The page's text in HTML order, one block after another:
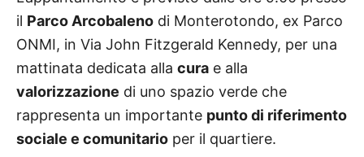
il Parco Arcobaleno di Monterotondo, ex Parco
ONMI, in Via John Fitzgerald Kennedy, per una
mattinata dedicata alla cura e alla
valorizzazione di uno spazio verde che
rappresenta un importante punto di riferimento
sociale e comunitario per il quartiere.